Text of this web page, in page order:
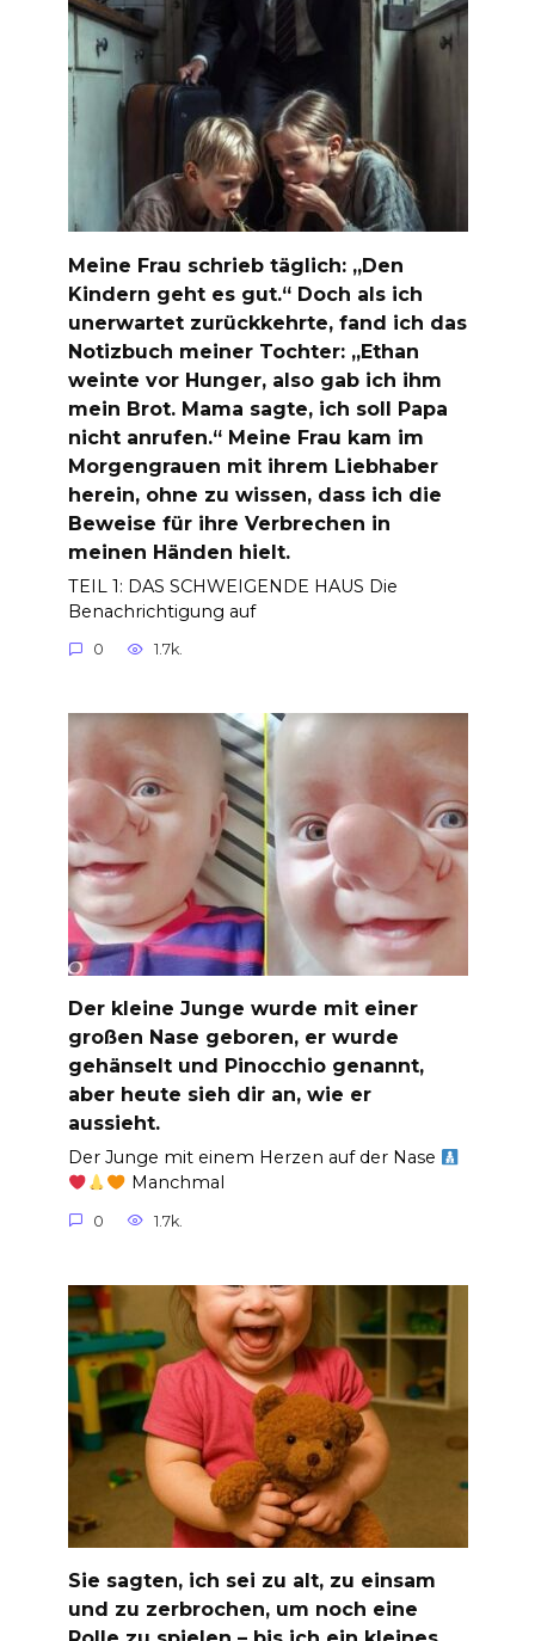
Meine Frau schrieb täglich: „Den
Kindern geht es gut.“ Doch als ich
unerwartet zurückkehrte, fand ich das
Notizbuch meiner Tochter: „Ethan
weinte vor Hunger, also gab ich ihm
mein Brot. Mama sagte, ich soll Papa
nicht anrufen.“ Meine Frau kam im
Morgengrauen mit ihrem Liebhaber
herein, ohne zu wissen, dass ich die
Beweise für ihre Verbrechen in
meinen Händen hielt.
TEIL 1: DAS SCHWEIGENDE HAUS Die
Benachrichtigung auf
0 1.7k.
Der kleine Junge wurde mit einer
großen Nase geboren, er wurde
gehänselt und Pinocchio genannt,
aber heute sieh dir an, wie er
aussieht.
Der Junge mit einem Herzen auf der Nase
Manchmal
0 1.7k.
Sie sagten, ich sei zu alt, zu einsam
und zu zerbrochen, um noch eine